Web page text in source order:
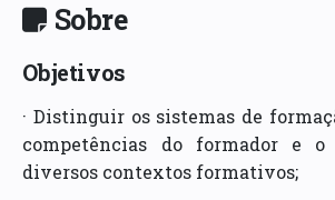
Sobre
Objetivos
· Distinguir os sistemas de
competências do formador e
diversos contextos formativos;